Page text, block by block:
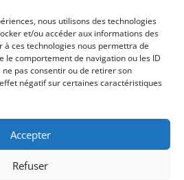
nous utilisons des technologies
et/ou accéder aux informations des
à ces technologies nous permettra de
le comportement de navigation ou les ID
pas consentir ou de retirer son
négatif sur certaines caractéristiques
Accepter
Refuser
Club Photo IUT Vannes @2025